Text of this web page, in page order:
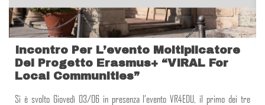
Incontro Per L’evento Moltiplicatore
Del Progetto Erasmus+ “VIRAL For
Local Communities”
Si è svolto Giovedì 03/06 in presenza l’evento VR4EDU, il primo dei tre